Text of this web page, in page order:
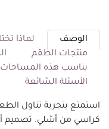
الوصف لماذا
منتجات الطقم
يناسب هذه المساحات
الأسئلة الشائعة
كراسي من أشلي. تصميم